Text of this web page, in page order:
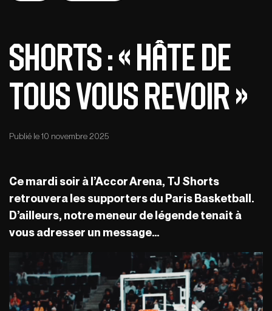
Shorts : « Hâte de
tous vous revoir »
Publié le 10 novembre 2025
Ce mardi soir à l’Accor Arena, TJ Shorts
retrouvera les supporters du Paris Basketball.
D’ailleurs, notre meneur de légende tenait à
vous adresser un message…